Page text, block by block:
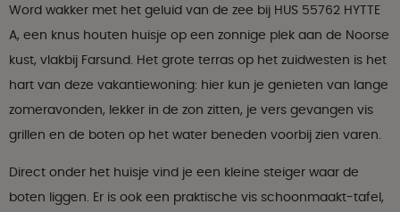
Word wakker met het geluid van de zee bij HUS 55762 HYTTE
A, een knus houten huisje op een zonnige plek aan de Noorse
kust, vlakbij Farsund. Het grote terras op het zuidwesten is het
hart van deze vakantiewoning: hier kun je genieten van lange
zomeravonden, lekker in de zon zitten, je vers gevangen vis
grillen en de boten op het water beneden voorbij zien varen.
Direct onder het huisje vind je een kleine steiger waar de
boten liggen. Er is ook een praktische vis schoonmaakt-tafel,